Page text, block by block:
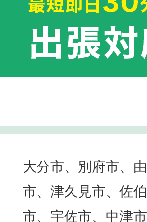
大分市、別府市、
市、津久見市、佐
市、宇佐市、中津